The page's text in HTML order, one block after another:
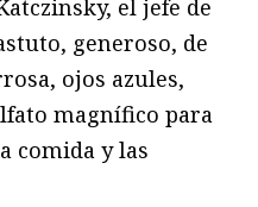
el jefe de
generoso, de
ojos azules,
magnífico para
comida y las